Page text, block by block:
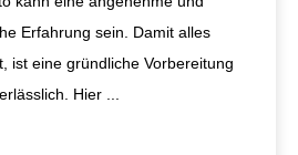
Erfahrung sein. Damit alles
ist eine gründliche Vorbereitung
Hier